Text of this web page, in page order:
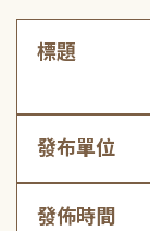
標題
發布單位
發佈時間